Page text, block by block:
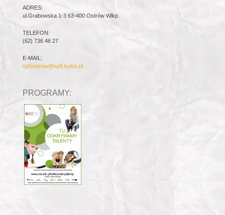
ADRES:
ul.Grabowska 1-3 63-400 Ostrów Wlkp.
TELEFON:
(62) 736 46 27
E-MAIL:
sp5ostrow@sp5.kylos.pl
PROGRAMY: